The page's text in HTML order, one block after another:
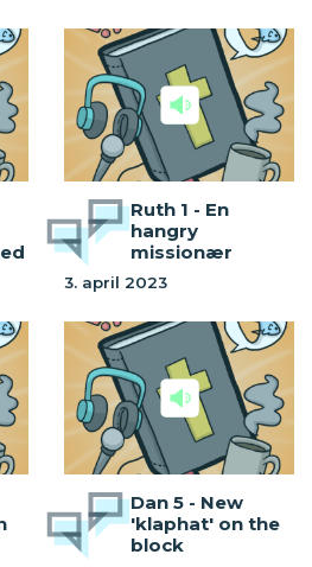
Ruth 1 - En
hangry
missionær
3. april 2023
Dan 5 - New
'klaphat' on the
block